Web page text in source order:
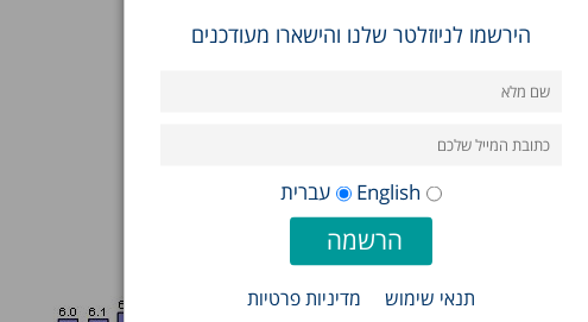
הירשמו לניוזלטר שלנו והישארו מעודכנים
English עברית
תנאי שימוש מדיניות פרטיות